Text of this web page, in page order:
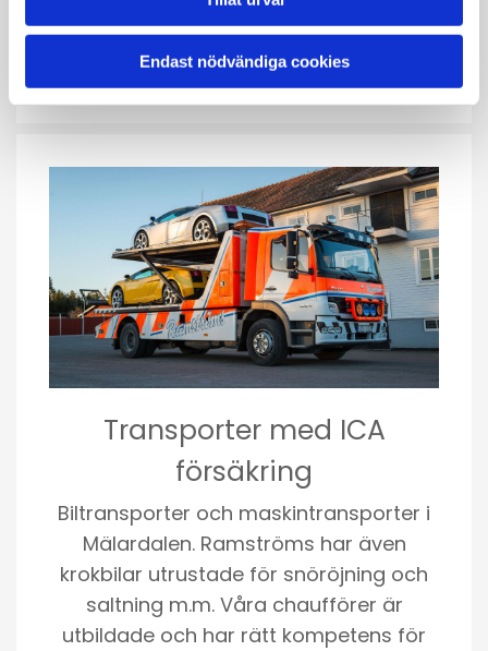
Endast nödvändiga cookies
LÄS MER
Transporter med ICA
försäkring
Biltransporter och maskintransporter i
Mälardalen. Ramströms har även
krokbilar utrustade för snöröjning och
saltning m.m. Våra chaufförer är
utbildade och har rätt kompetens för